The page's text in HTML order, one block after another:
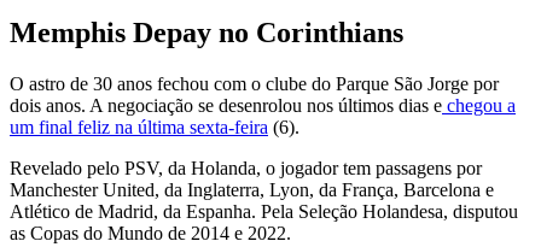
Memphis Depay no Corinthians
O astro de 30 anos fechou com o clube do Parque São Jorge por
dois anos. A negociação se desenrolou nos últimos dias e chegou a
um final feliz na última sexta-feira (6).
Revelado pelo PSV, da Holanda, o jogador tem passagens por
Manchester United, da Inglaterra, Lyon, da França, Barcelona e
Atlético de Madrid, da Espanha. Pela Seleção Holandesa, disputou
as Copas do Mundo de 2014 e 2022.